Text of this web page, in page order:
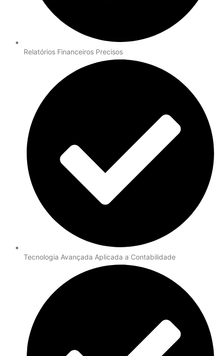
Relatórios Financeiros Precisos
Tecnologia Avançada Aplicada a Contabilidade